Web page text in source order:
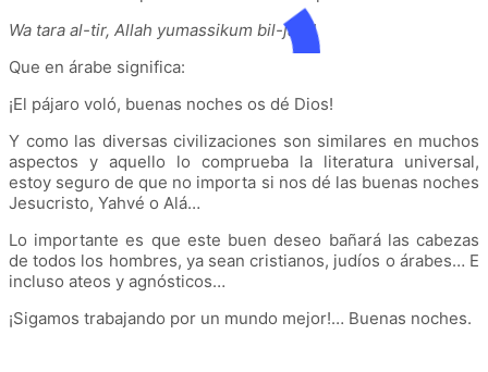
Wa tara al-tir, Allah yumassikum bil-jayr!
Que en árabe significa:
¡El pájaro voló, buenas noches os dé Dios!
Y como las diversas civilizaciones son similares en muchos
aspectos y aquello lo comprueba la literatura universal,
estoy seguro de que no importa si nos dé las buenas noches
Jesucristo, Yahvé o Alá…
Lo importante es que este buen deseo bañará las cabezas
de todos los hombres, ya sean cristianos, judíos o árabes… E
incluso ateos y agnósticos…
¡Sigamos trabajando por un mundo mejor!… Buenas noches.